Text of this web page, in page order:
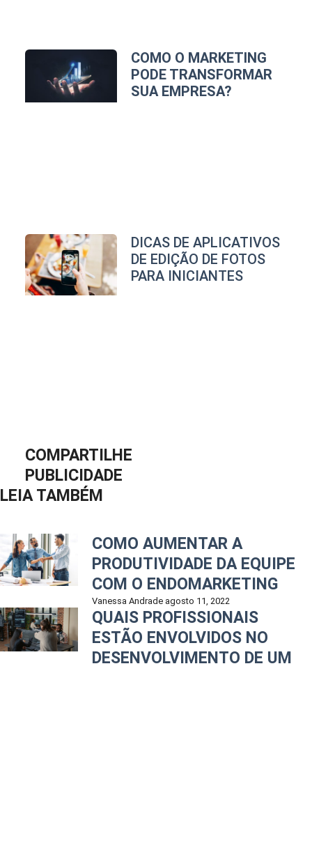
COMO O MARKETING
PODE TRANSFORMAR
SUA EMPRESA?
DICAS DE APLICATIVOS
DE EDIÇÃO DE FOTOS
PARA INICIANTES
COMPARTILHE
PUBLICIDADE
LEIA TAMBÉM
COMO AUMENTAR A
PRODUTIVIDADE DA EQUIPE
COM O ENDOMARKETING
Vanessa Andrade agosto 11, 2022
QUAIS PROFISSIONAIS
ESTÃO ENVOLVIDOS NO
DESENVOLVIMENTO DE UM